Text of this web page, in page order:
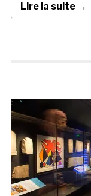
Lire la suite →